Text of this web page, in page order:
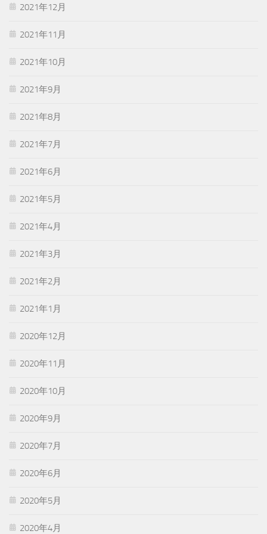
2021年12月
2021年11月
2021年10月
2021年9月
2021年8月
2021年7月
2021年6月
2021年5月
2021年4月
2021年3月
2021年2月
2021年1月
2020年12月
2020年11月
2020年10月
2020年9月
2020年7月
2020年6月
2020年5月
2020年4月